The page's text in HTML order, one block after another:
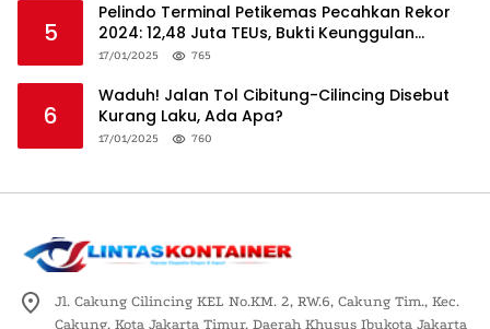
5
Pelindo Terminal Petikemas Pecahkan Rekor
2024: 12,48 Juta TEUs, Bukti Keunggulan
Logistik Nasional
17/01/2025 765
6
Waduh! Jalan Tol Cibitung-Cilincing Disebut
Kurang Laku, Ada Apa?
17/01/2025 760
Jl. Cakung Cilincing KEL No.KM. 2, RW.6, Cakung Tim., Kec.
Cakung, Kota Jakarta Timur, Daerah Khusus Ibukota Jakarta